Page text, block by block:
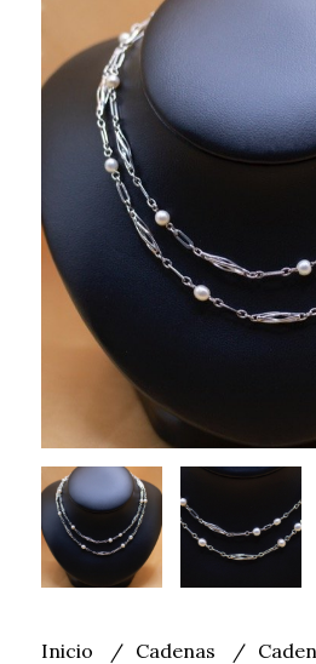
Inicio Cadenas